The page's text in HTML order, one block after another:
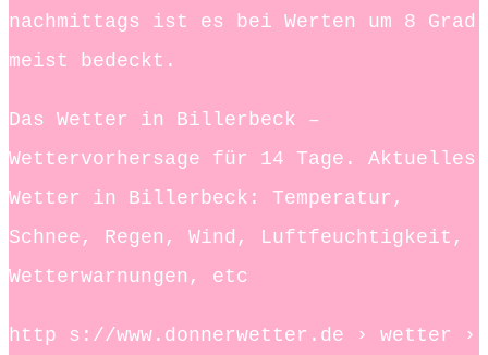
nachmittags ist es bei Werten um 8 Grad
meist bedeckt.
Das Wetter in Billerbeck –
Wettervorhersage für 14 Tage. Aktuelles
Wetter in Billerbeck: Temperatur,
Schnee, Regen, Wind, Luftfeuchtigkeit,
Wetterwarnungen, etc
http s://www.donnerwetter.de › wetter ›